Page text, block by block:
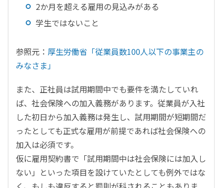
2か月を超える雇用の見込みがある
学生ではないこと
参照元： 厚生労働省「従業員数100人以下の事業主の
みなさま」
また、正社員は試用期間中でも要件を満たしていれ
ば、社会保険への加入義務があります。従業員が入社
した初日から加入義務は発生し、試用期間が短期間だ
ったとしても正式な雇用が前提であれば社会保険への
加入は必須です。
仮に雇用契約書で「試用期間中は社会保険には加入し
ない」といった項目を設けていたとしても例外ではな